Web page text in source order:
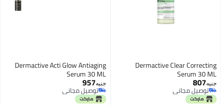
Dermactive Clear Correcting
Serum 30 ML
جنيه807
توصيل مجاني
توصيل مجاني
Dermactive Acti Glow Antiaging
Serum 30 ML
جنيه957
توصيل مجاني
توصيل مجاني